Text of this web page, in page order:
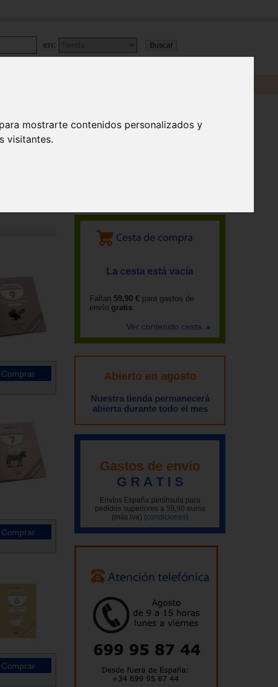
mostrarte contenidos personalizados y
visitantes.
en:
La cesta está vacía
Faltan 59,90 € para gastos de
envío gratis
Ver contenido cesta
Abierto en agosto
Nuestra tienda permanecerá
abierta durante todo el mes
Gastos de envío
G R A T I S
Envíos España península para
pedidos superiores a 59,90 euros
(más iva) (condiciones)